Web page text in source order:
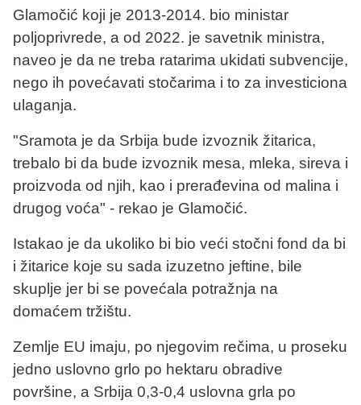
Glamočić koji je 2013-2014. bio ministar
poljoprivrede, a od 2022. je savetnik ministra,
naveo je da ne treba ratarima ukidati subvencije,
nego ih povećavati stočarima i to za investiciona
ulaganja.
"Sramota je da Srbija bude izvoznik žitarica,
trebalo bi da bude izvoznik mesa, mleka, sireva i
proizvoda od njih, kao i prerađevina od malina i
drugog voća" - rekao je Glamočić.
Istakao je da ukoliko bi bio veći stočni fond da bi
i žitarice koje su sada izuzetno jeftine, bile
skuplje jer bi se povećala potražnja na
domaćem tržištu.
Zemlje EU imaju, po njegovim rečima, u proseku
jedno uslovno grlo po hektaru obradive
površine, a Srbija 0,3-0,4 uslovna grla po